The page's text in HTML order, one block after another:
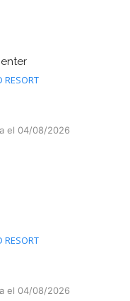
RESORT
el 04/08/2026
RESORT
el 04/08/2026